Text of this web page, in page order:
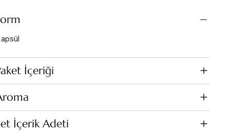
İçeriği
İçerik Adeti